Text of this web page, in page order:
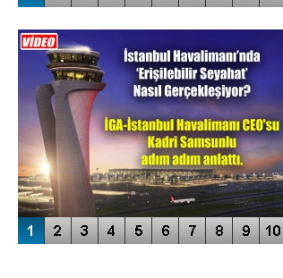
ENGELLERİN AŞILDIĞI HAVALİMANI